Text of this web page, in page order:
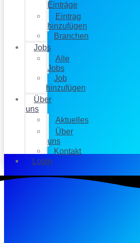
Einträge
Eintrag
hinzufügen
Branchen
Jobs
Alle
Jobs
Job
hinzufügen
Über
uns
Aktuelles
Über
uns
Kontakt
Login